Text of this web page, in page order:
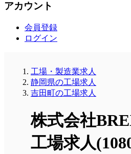
アカウント
会員登録
ログイン
工場・製造業求人
静岡県の工場求人
吉田町の工場求人
株式会社
工場求人